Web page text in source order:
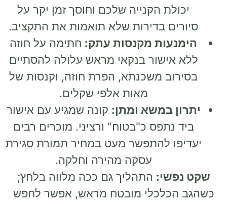
יכולת הקנייה שלכם וחוסך זמן יקר על
סיורים בדירות שלא תואמות את התקציב.
הימנעות מקנסות עתק: חתימה על חוזה
ללא אישור בנקאי מראש עלולה להסתיים
בסירוב משכנתא, הפרת חוזה, וקנסות של
מאות אלפי שקלים.
יתרון במשא ומתן: קונה שמגיע עם אישור
ביד נתפס כ"בטוח" ורציני. מוכרים רבים
יעדיפו להתפשר מעט במחיר תמורת סגירת
עסקה מהירה וחלקה.
שקט נפשי: התהליך גם ככה מלווה בלחץ;
כשהגב הכלכלי מובטח מראש, אפשר לחפש